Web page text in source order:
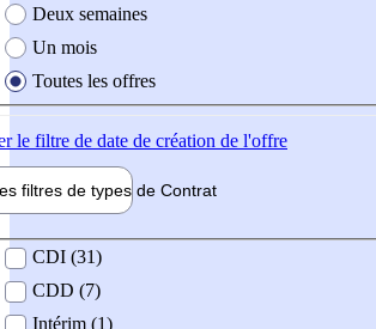
Deux semaines
Un mois
Toutes les offres
le filtre de date de création de l'offre
filtres de types de Contrat
contrat
CDI (31)
CDD (7)
Intérim (1)